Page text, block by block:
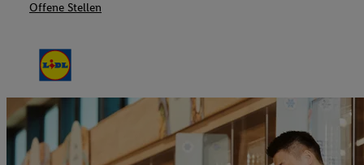
Offene Stellen